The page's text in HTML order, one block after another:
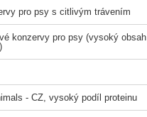
pro psy s citlivým trávením
konzervy pro psy (vysoký obsah
- CZ, vysoký podíl proteinu